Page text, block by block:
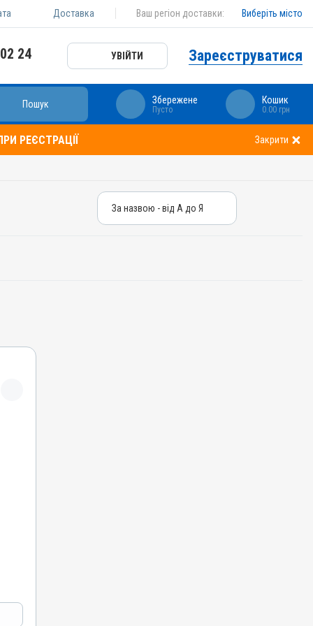
Доставка Ваш регіон доставки: Виберіть місто
24 УВІЙТИ Зареєструватися
Пошук Збережене
Пусто
Кошик
0.00 грн
РЕЄСТРАЦІЇ Закрити
За назвою - від А до Я